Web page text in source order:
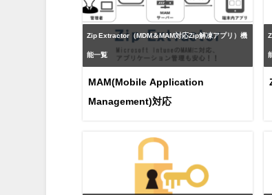
Zip Extractor（MDM＆MAM対応Zip解凍アプリ）機
能一覧
MAM(Mobile Application
Management)対応